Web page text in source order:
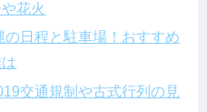
花火
日程と駐車場！おすすめ
交通規制や古式行列の見